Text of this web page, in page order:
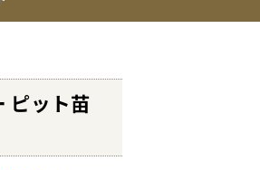
ピット苗